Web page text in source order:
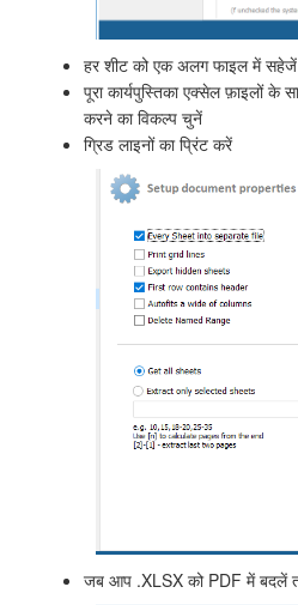
हर शीट को एक अलग फाइल में सहेजें
पूरा कार्यपुस्तिका एक्सेल फ़ाइलों के
करने का विकल्प चुनें
ग्रिड लाइनों का प्रिंट करें
जब आप .XLSX को PDF में बदलें तो